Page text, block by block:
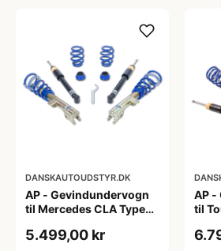
DANSKAUTOUDSTYR.DK
AP - Gevindundervogn
til Mercedes CLA Type
5.499,00 kr
AP -
til